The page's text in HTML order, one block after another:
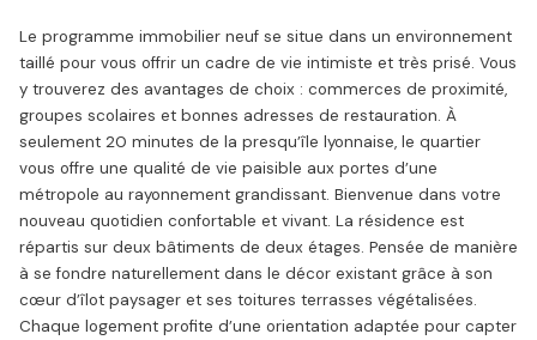
Le programme immobilier neuf se situe dans un environnement
taillé pour vous offrir un cadre de vie intimiste et très prisé. Vous
y trouverez des avantages de choix : commerces de proximité,
groupes scolaires et bonnes adresses de restauration. À
seulement 20 minutes de la presqu’île lyonnaise, le quartier
vous offre une qualité de vie paisible aux portes d’une
métropole au rayonnement grandissant. Bienvenue dans votre
nouveau quotidien confortable et vivant. La résidence est
répartis sur deux bâtiments de deux étages. Pensée de manière
à se fondre naturellement dans le décor existant grâce à son
cœur d’îlot paysager et ses toitures terrasses végétalisées.
Chaque logement profite d’une orientation adaptée pour capter